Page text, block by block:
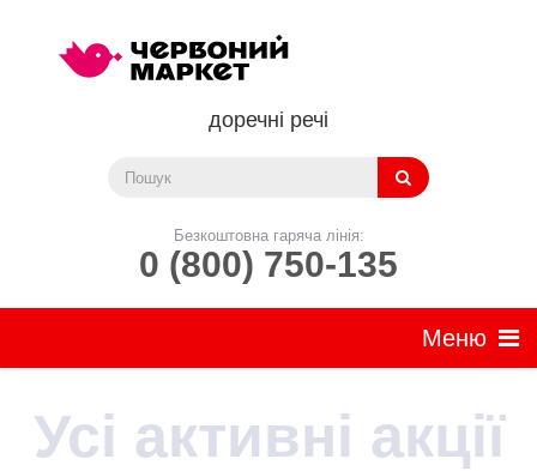
доречні речі
Безкоштовна гаряча лінія:
0 (800) 750-135
Усі активні акції